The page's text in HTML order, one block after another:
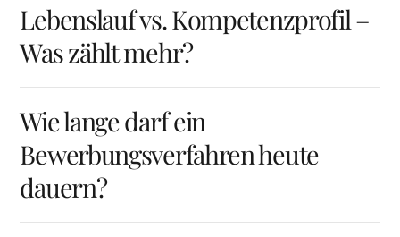
Lebenslauf vs. Kompetenzprofil –
Was zählt mehr?
Wie lange darf ein
Bewerbungsverfahren heute
dauern?